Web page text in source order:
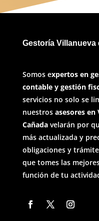
Gestoría Villanueva
Somos expertos en
contable y gestión
servicios no solo se
nuestros asesores en
Cañadavelarán por
más actualizada y
obligaciones y
que tomes las
función de tu